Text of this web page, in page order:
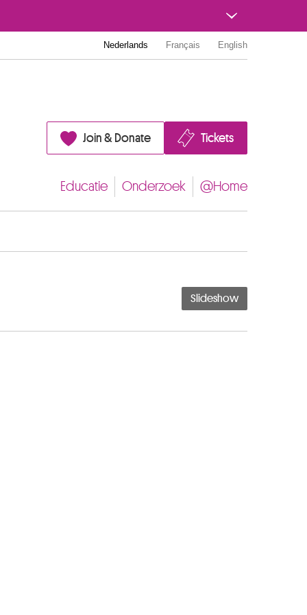
Nederlands Français English
Join & Donate Tickets
Educatie Onderzoek @Home
Slideshow